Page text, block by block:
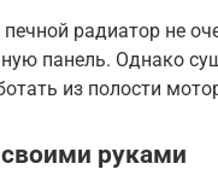
радиатор не
панель. Однако
из полости
руками